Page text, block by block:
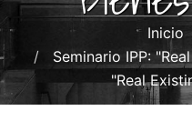
Inicio
Seminario IPP:
"Real